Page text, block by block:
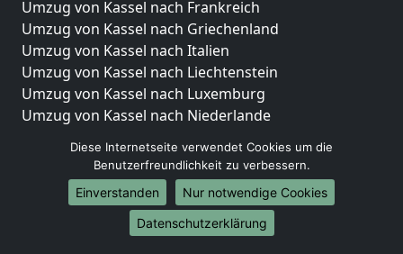
Umzug von Kassel nach Frankreich
Umzug von Kassel nach Griechenland
Umzug von Kassel nach Italien
Umzug von Kassel nach Liechtenstein
Umzug von Kassel nach Luxemburg
Umzug von Kassel nach Niederlande
Umzüge-Deutschlandweit
Umzug von Kassel nach Berlin
Umzug von Kassel nach Hamburg
Diese Internetseite verwendet Cookies um die
Benutzerfreundlichkeit zu verbessern.
Einverstanden
Nur notwendige Cookies
Datenschutzerklärung